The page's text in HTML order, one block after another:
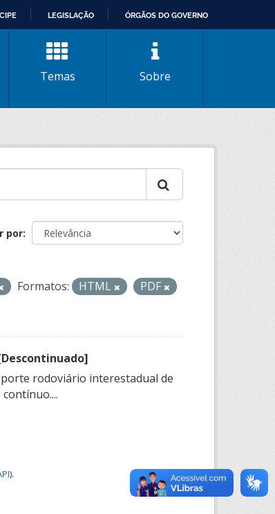
LEGISLAÇÃO ÓRGÃOS DO GOVERNO
Temas Sobre
por
Formatos: HTML
PDF
rodoviário interestadual de
).